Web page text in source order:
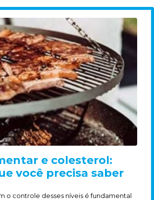
e colesterol:
você precisa saber
o controle desses níveis é fundamental